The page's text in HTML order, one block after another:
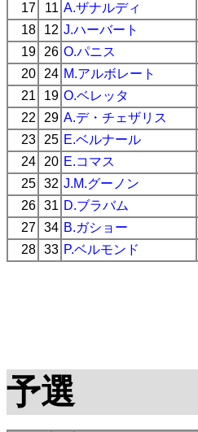
17
11 A.ザナルディ
18
12 J.ハーバート
19
26 O.パニス
20
24 M.アルボレート
21
19 O.ベレッタ
22
29 A.デ・チェザリス
23
25 E.ベルナール
24
20 E.コマス
25 32 J.M.グーノン
26 31 D.ブラバム
27 34 B.ガショー
28 33 P.ベルモンド
予選